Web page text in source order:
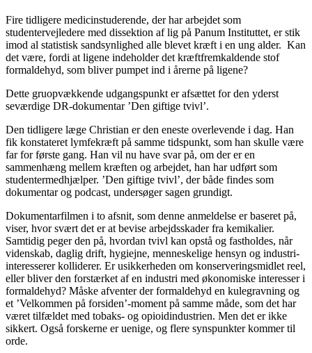
Fire tidligere medicinstuderende, der har arbejdet som
studentervejledere med dissektion af lig på Panum Instituttet, er stik
imod al statistisk sandsynlighed alle blevet kræft i en ung alder. Kan
det være, fordi at ligene indeholder det kræftfremkaldende stof
formaldehyd, som bliver pumpet ind i årerne på ligene?
Dette gruopvækkende udgangspunkt er afsættet for den yderst
seværdige DR-dokumentar ’Den giftige tvivl’.
Den tidligere læge Christian er den eneste overlevende i dag. Han
fik konstateret lymfekræft på samme tidspunkt, som han skulle være
far for første gang. Han vil nu have svar på, om der er en
sammenhæng mellem kræften og arbejdet, han har udført som
studentermedhjælper. ’Den giftige tvivl’, der både findes som
dokumentar og podcast, undersøger sagen grundigt.
Dokumentarfilmen i to afsnit, som denne anmeldelse er baseret på,
viser, hvor svært det er at bevise arbejdsskader fra kemikalier.
Samtidig peger den på, hvordan tvivl kan opstå og fastholdes, når
videnskab, daglig drift, hygiejne, menneskelige hensyn og industri-
interesserer kolliderer. Er usikkerheden om konserveringsmidlet reel,
eller bliver den forstærket af en industri med økonomiske interesser i
formaldehyd? Måske afventer der formaldehyd en kulegravning og
et ’Velkommen på forsiden’-moment på samme måde, som det har
været tilfældet med tobaks- og opioidindustrien. Men det er ikke
sikkert. Også forskerne er uenige, og flere synspunkter kommer til
orde.